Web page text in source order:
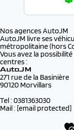
Nos agences AutoJM
AutoJM livre ses
métropolitaine (hors
Vous avez la
centres :
AutoJM
271 rue de la Basinière
90120 Morvillars
Tel : 0381363030
Mail : [email protected]